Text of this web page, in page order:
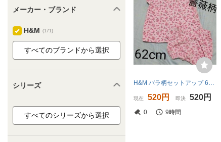
メーカー・ブランド
H&M (171)
シリーズ
現在 520円 即決 520円
0 9時間